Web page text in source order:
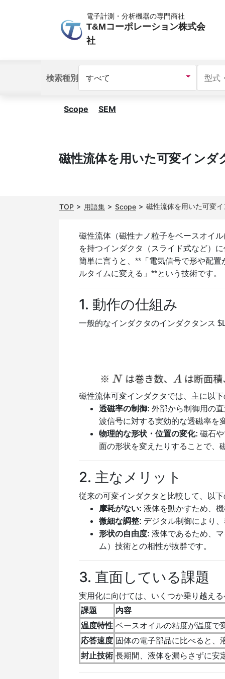
電子計測・分析機器の専門商社
T&Mコーポレーション株式会
社
検索種別
Scope SEM
磁性流体を用いた可変インダ
TOP 用語集 Scope 磁性流体を用いた可変
磁性流体（磁性ナノ粒子をベースオイ
を持つインダクタ（スライド式など）
簡単に言うと、**「電気信号で形や配
ルタイムに変える」**という技術です。
1. 動作の仕組み
一般的なインダクタのインダクタンス
磁性流体可変インダクタでは、主に以
透磁率の制御: 外部から制御用の
波信号に対する実効的な透磁率を
物理的な形状・位置の変化: 磁石
面の形状を変えたりすることで、
2. 主なメリット
従来の可変インダクタと比較して、以
摩耗がない: 液体を動かすため、
微細な調整: デジタル制御により
形状の自由度: 液体であるため、
ム）技術との相性が抜群です。
3. 直面している課題
実用化に向けては、いくつか乗り越え
課題
内容
温度特性 ベースオイルの粘度が温度で
応答速度 固体の電子部品に比べると、
封止技術 長期間、液体を漏らさずに安